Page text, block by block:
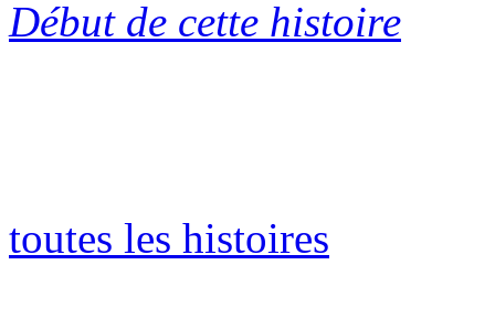
Début de cette histoire
toutes les histoires